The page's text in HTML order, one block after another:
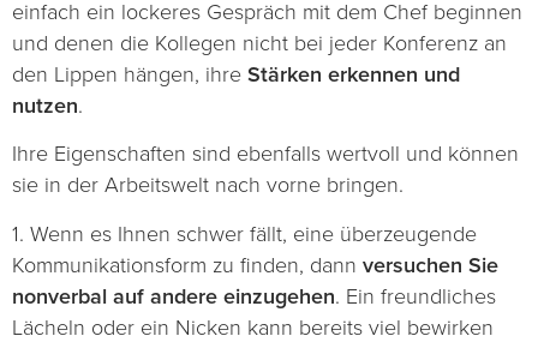
einfach ein lockeres Gespräch mit dem Chef beginnen
und denen die Kollegen nicht bei jeder Konferenz an
den Lippen hängen, ihre Stärken erkennen und
nutzen.
Ihre Eigenschaften sind ebenfalls wertvoll und können
sie in der Arbeitswelt nach vorne bringen.
1. Wenn es Ihnen schwer fällt, eine überzeugende
Kommunikationsform zu finden, dann versuchen Sie
nonverbal auf andere einzugehen. Ein freundliches
Lächeln oder ein Nicken kann bereits viel bewirken